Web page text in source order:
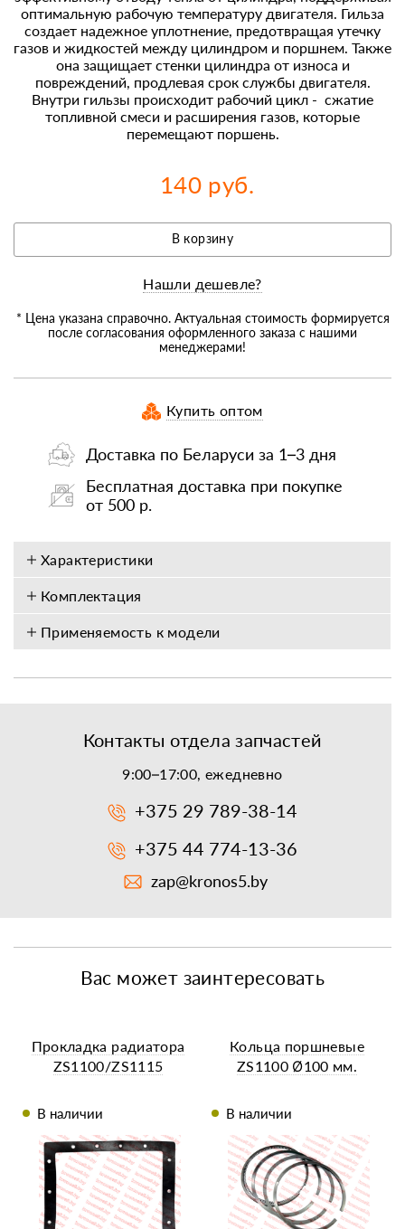
оптимальную рабочую температуру двигателя. Гильза
создает надежное уплотнение, предотвращая утечку
газов и жидкостей между цилиндром и поршнем. Также
она защищает стенки цилиндра от износа и
повреждений, продлевая срок службы двигателя.
Внутри гильзы происходит рабочий цикл - сжатие
топливной смеси и расширения газов, которые
перемещают поршень.
140 руб.
В корзину
Нашли дешевле?
* Цена указана справочно. Актуальная стоимость формируется
после согласования оформленного заказа с нашими
менеджерами!
Купить оптом
Доставка по Беларуси за 1–3 дня
Бесплатная доставка при покупке
от 500 р.
Характеристики
Комплектация
Применяемость к модели
Контакты отдела запчастей
9:00–17:00, ежедневно
+375 29 789-38-14
+375 44 774-13-36
zap@kronos5.by
Вас может заинтересовать
Прокладка радиатора
ZS1100/ZS1115
В наличии
Кольца поршневые
ZS1100 Ø100 мм.
В наличии